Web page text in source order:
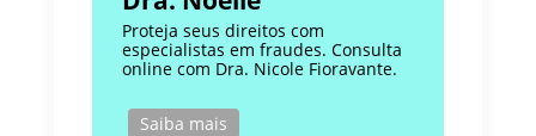
Proteja seus direitos com
especialistas em fraudes. Consulta
online com Dra. Nicole Fioravante.
Saiba mais